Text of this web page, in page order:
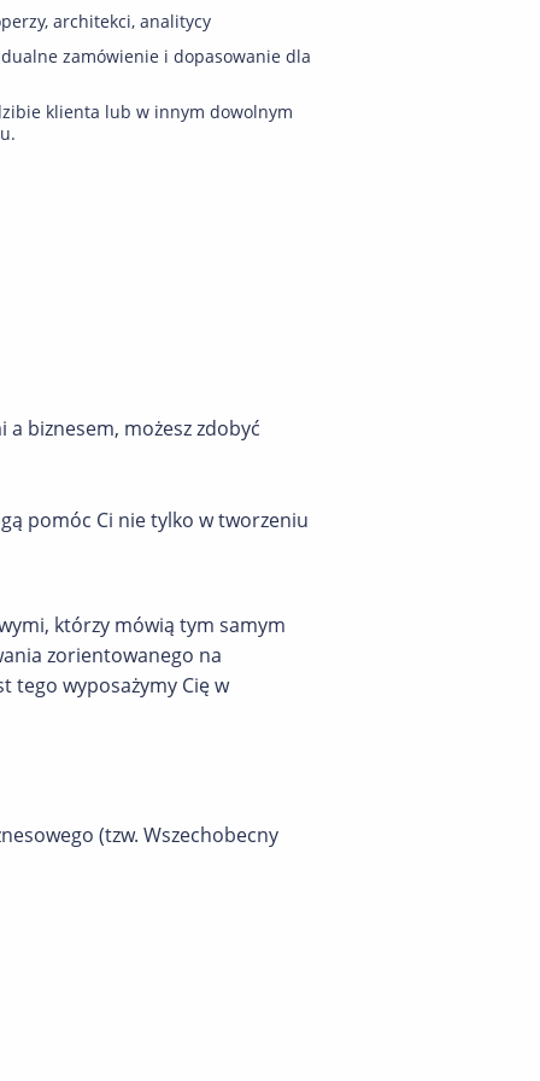
architekci, analitycy
zamówienie i dopasowanie dla
klienta lub w innym dowolnym
biznesem, możesz zdobyć
pomóc Ci nie tylko w tworzeniu
którzy mówią tym samym
zorientowanego na
tego wyposażymy Cię w
(tzw. Wszechobecny